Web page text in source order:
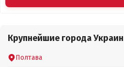
Крупнейшие города
Полтава